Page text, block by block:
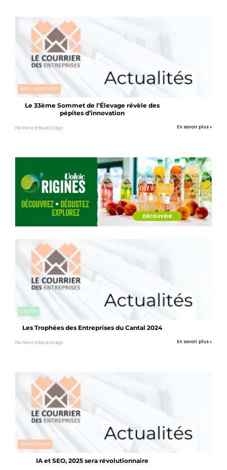
AGRI, AGRO, VÉTO
Le 33ème Sommet de l’Élevage révèle des
pépites d’innovation
Par Pierre-Edouard Laigo En savoir plus »
CANTAL
Les Trophées des Entreprises du Cantal 2024
Par Pierre-Edouard Laigo En savoir plus »
INNOVATIONS
IA et SEO, 2025 sera révolutionnaire